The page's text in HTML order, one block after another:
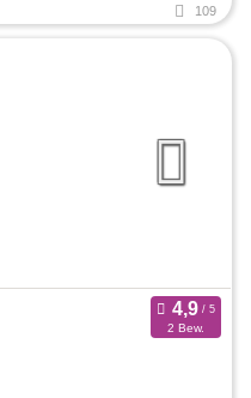
109
2 Bew.